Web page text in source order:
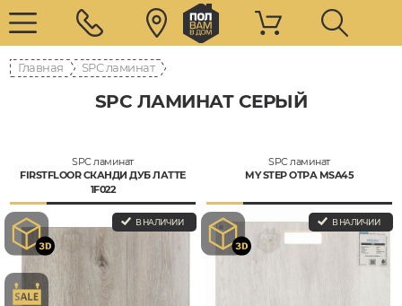
Главная SPC ламинат
SPC ЛАМИНАТ СЕРЫЙ
SPC ламинат
FIRSTFLOOR СКАНДИ ДУБ ЛАТТЕ
1F022
В НАЛИЧИИ
SPC ламинат
MY STEP ОТРА MSA45
В НАЛИЧИИ